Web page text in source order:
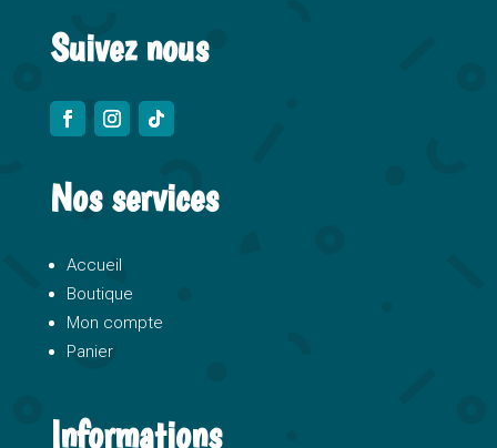
Suivez nous
Nos services
Accueil
Boutique
Mon compte
Panier
Informations